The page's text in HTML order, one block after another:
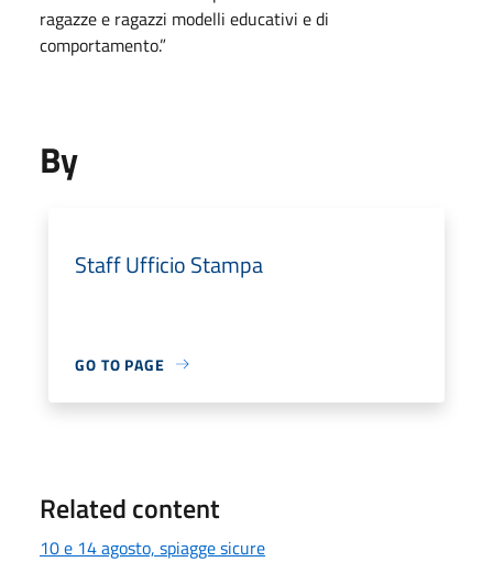
ragazze e ragazzi modelli educativi e di
comportamento.”
By
Staff Ufficio Stampa
GO TO PAGE
Related content
10 e 14 agosto, spiagge sicure